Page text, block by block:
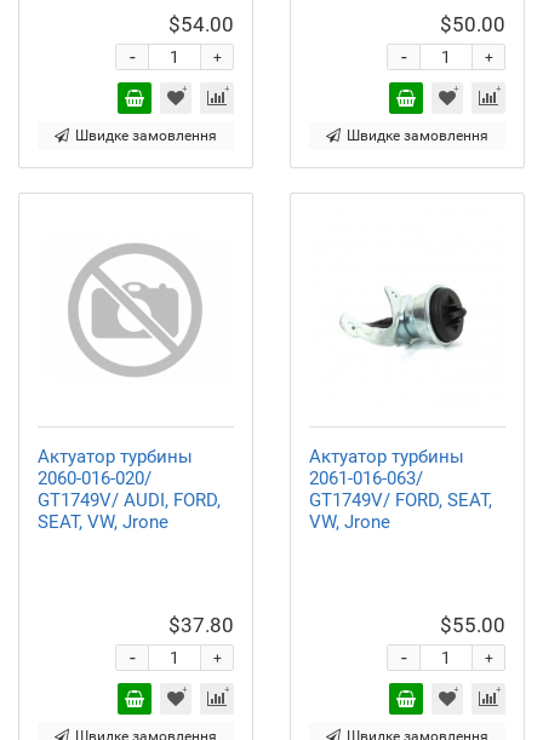
$54.00
+
-
Швидке замовлення
$50.00
+
-
Швидке замовлення
Актуатор турбины
2060-016-020/
GT1749V/ AUDI, FORD,
SEAT, VW, Jrone
$37.80
+
-
Швидке замовлення
Актуатор турбины
2061-016-063/
GT1749V/ FORD, SEAT,
VW, Jrone
$55.00
+
-
Швидке замовлення